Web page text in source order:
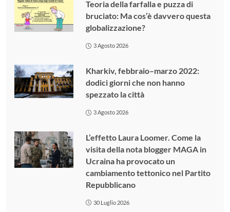
Teoria della farfalla e puzza di
bruciato: Ma cos’è davvero questa
globalizzazione?
3 Agosto 2026
Kharkiv, febbraio–marzo 2022:
dodici giorni che non hanno
spezzato la città
3 Agosto 2026
L’effetto Laura Loomer. Come la
visita della nota blogger MAGA in
Ucraina ha provocato un
cambiamento tettonico nel Partito
Repubblicano
30 Luglio 2026